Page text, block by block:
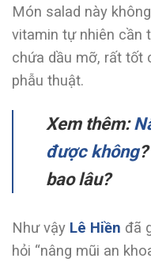
Món salad này
vitamin tự nhiên cần
chứa dầu mỡ, rất tốt
phẫu thuật.
Xem thêm:
được không
bao lâu?
Như vậy Lê Hiền đã
hỏi “nâng mũi an